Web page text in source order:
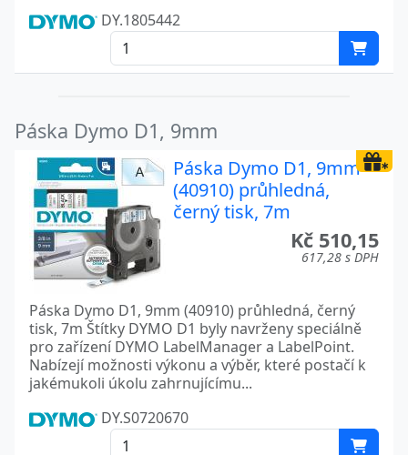
DY.1805442
Páska Dymo D1, 9mm
Páska Dymo D1, 9mm
(40910) průhledná,
černý tisk, 7m
Kč 510,15
617,28 s DPH
Páska Dymo D1, 9mm (40910) průhledná, černý
tisk, 7m Štítky DYMO D1 byly navrženy speciálně
pro zařízení DYMO LabelManager a LabelPoint.
Nabízejí možnosti výkonu a výběr, které postačí k
jakémukoli úkolu zahrnujícímu...
DY.S0720670